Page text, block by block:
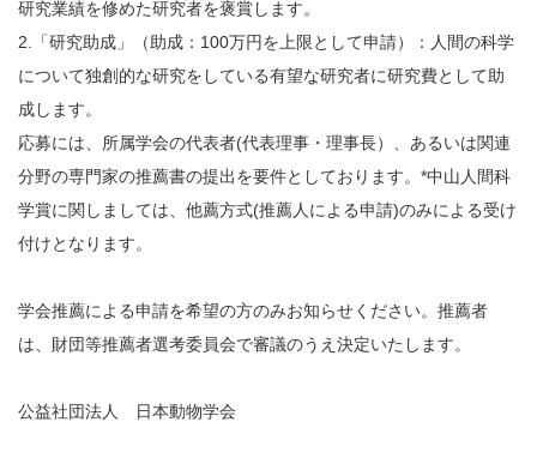
研究業績を修めた研究者を褒賞します。
2.「研究助成」（助成：100万円を上限として申請）：人間の科学
について独創的な研究をしている有望な研究者に研究費として助
成します。
応募には、所属学会の代表者(代表理事・理事長）、あるいは関連
分野の専門家の推薦書の提出を要件としております。*中山人間科
学賞に関しましては、他薦方式(推薦人による申請)のみによる受け
付けとなります。
学会推薦による申請を希望の方のみお知らせください。推薦者
は、財団等推薦者選考委員会で審議のうえ決定いたします。
公益社団法人 日本動物学会